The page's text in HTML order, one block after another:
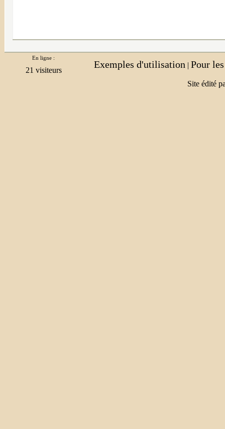
En ligne :
Exemples d'utilisation | Pour
Site édité